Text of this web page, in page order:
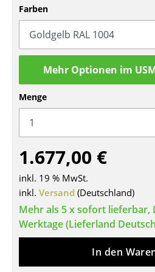
Bürosessel
Einzelteile
... alle Sitzmöbel
Tische
Esstische
Beistelltische
Couchtische
Schreibtische
Sekretäre & PC-Tische
Konferenztische
Stehtische & Stehpulte
Farben
Mehr Optionen im
Menge
1.677,00 €
inkl. 19 % MwSt.
inkl. Versand (Deutschland)
Mehr als 5 x sofort lieferbar,
Werktage (Lieferland
In den